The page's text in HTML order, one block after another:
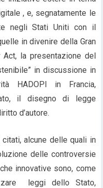
, e, segnatamente le
negli Stati Uniti con il
in divenire della Gran
Act, la presentazione del
in discussione in
HADOPI in Francia,
il disegno di legge
d’autore.
alcune delle quali in
delle controversie
innovative sono, come
leggi dello Stato,